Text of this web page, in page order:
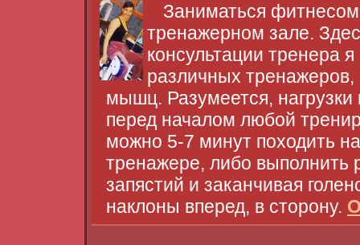
Заниматься
тренажерном зале.
консультации тренера
различных
мышц. Разумеется, нагрузки
перед началом любой
можно 5-7 минут походить
тренажере, либо выполнить
запястий и заканчивая
наклоны вперед, в сторону.